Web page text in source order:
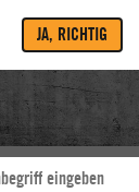
JA, RICHTIG